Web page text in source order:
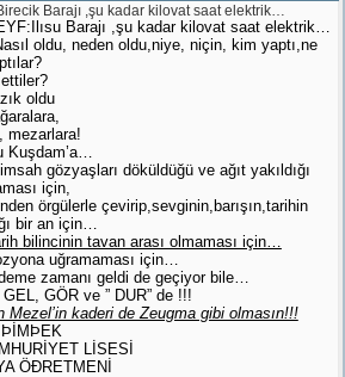
Barajı ,şu kadar kilovat saat elektrik…
Barajı ,şu kadar kilovat saat elektrik…
oldu, neden oldu,niye, niçin, kim yaptı,ne
ettiler?
oldu
mezarlara!
Kuşdam’a…
gözyaşları döküldüğü ve ağıt yakıldığı
için,
örgülerle çevirip,sevginin,barışın,tarihin
bir an için…
bilincinin tavan arası olmaması için…
uğramaması için…
zamanı geldi de geçiyor bile…
GÖR ve ” DUR” de !!!
Mezel’in kaderi de Zeugma gibi olmasın!!!
ÞİMÞEK
LİSESİ
ÖÐRETMENİ